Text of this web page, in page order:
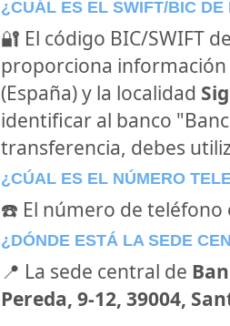
¿CUÁL ES EL SWIFT/BIC
🔐 El código BIC/SWIFT de
proporciona información
(España) y la localidad
identificar al banco
transferencia, debes
¿CÚAL ES EL NÚMERO
☎️ El número de teléfono
¿DÓNDE ESTÁ LA SEDE
📍 La sede central de
Pereda, 9-12, 39004,